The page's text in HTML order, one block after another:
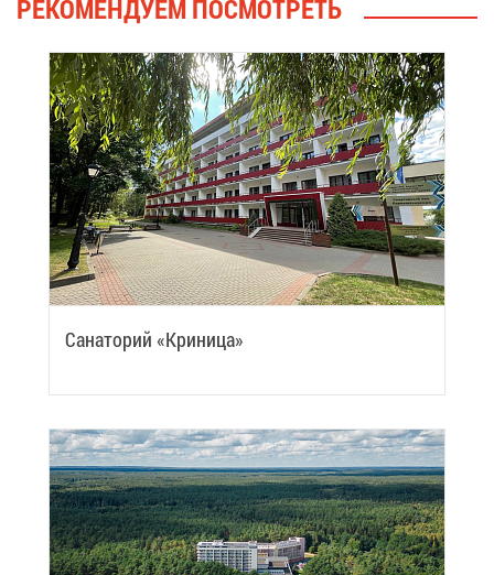
РЕ­КО­МЕН­ДУ­ЕМ ПО­СМОТ­РЕТЬ
Са­на­то­рий «Кри­ни­ца»